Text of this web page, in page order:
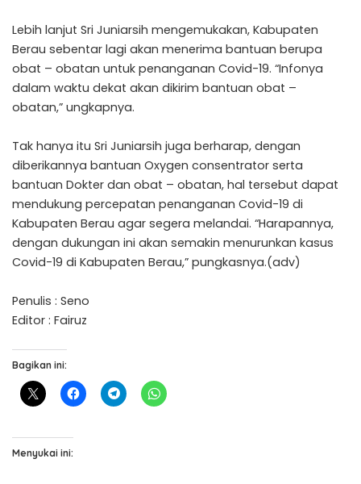
Lebih lanjut Sri Juniarsih mengemukakan, Kabupaten
Berau sebentar lagi akan menerima bantuan berupa
obat – obatan untuk penanganan Covid-19. “Infonya
dalam waktu dekat akan dikirim bantuan obat –
obatan,” ungkapnya.
Tak hanya itu Sri Juniarsih juga berharap, dengan
diberikannya bantuan Oxygen consentrator serta
bantuan Dokter dan obat – obatan, hal tersebut dapat
mendukung percepatan penanganan Covid-19 di
Kabupaten Berau agar segera melandai. “Harapannya,
dengan dukungan ini akan semakin menurunkan kasus
Covid-19 di Kabupaten Berau,” pungkasnya.(adv)
Penulis : Seno
Editor : Fairuz
Bagikan ini:
Menyukai ini: